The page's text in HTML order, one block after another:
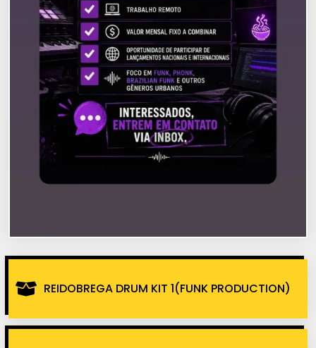
REIDOBREGA DRUM KIT 1(FUNK PRODUCTION)